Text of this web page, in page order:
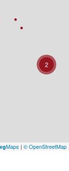
2
Maps | © OpenStreetMap